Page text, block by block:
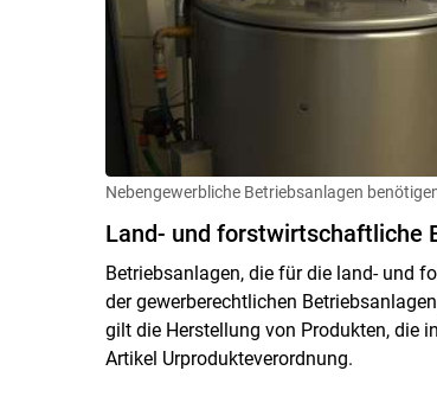
Nebengewerbliche Betriebsanlagen
Land- und forstwirtschaftliche
Betriebsanlagen, die für die land- und
der gewerberechtlichen
gilt die Herstellung von Produkten, die
Artikel Urprodukteverordnung.